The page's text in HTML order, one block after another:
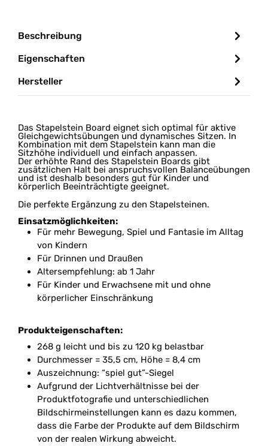
Beschreibung
Eigenschaften
Hersteller
Das Stapelstein Board eignet sich optimal für aktive
Gleichgewichtsübungen und dynamisches Sitzen. In
Kombination mit dem Stapelstein kann man die
Sitzhöhe individuell und einfach anpassen.
Der erhöhte Rand des Stapelstein Boards gibt
zusätzlichen Halt bei anspruchsvollen Balanceübungen
und ist deshalb besonders gut für Kinder und
körperlich Beeinträchtigte geeignet.
Die perfekte Ergänzung zu den Stapelsteinen.
Einsatzmöglichkeiten:
Für mehr Bewegung, Spiel und Fantasie im Alltag
von Kindern
Für Drinnen und Draußen
Altersempfehlung: ab 1 Jahr
Für Kinder und Erwachsene mit und ohne
körperlicher Einschränkung
Produkteigenschaften:
268 g leicht und bis zu 120 kg belastbar
Durchmesser = 35,5 cm, Höhe = 8,4 cm
Auszeichnung: “spiel gut”-Siegel
Aufgrund der Lichtverhältnisse bei der
Produktfotografie und unterschiedlichen
Bildschirmeinstellungen kann es dazu kommen,
dass die Farbe der Produkte auf dem Bildschirm
von der realen Wirkung abweicht.